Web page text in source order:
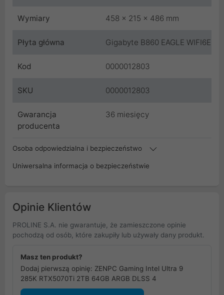
Wymiary 458 x 215 x 486 mm
Płyta główna Gigabyte B860 EAGLE WIFI6E
Kod 0000012803
SKU 0000012803
Gwarancja
producenta
36 miesięcy
Osoba odpowiedzialna i bezpieczeństwo
Uniwersalna informacja o bezpieczeństwie
Opinie Klientów
PROLINE S.A. nie gwarantuje, że zamieszczone opinie
pochodzą od osób, które zakupiły lub używały dany produkt.
Masz ten produkt?
Dodaj pierwszą opinię: ZENPC Gaming Intel Ultra 9
285K RTX5070Ti 2TB 64GB ARGB DLSS 4